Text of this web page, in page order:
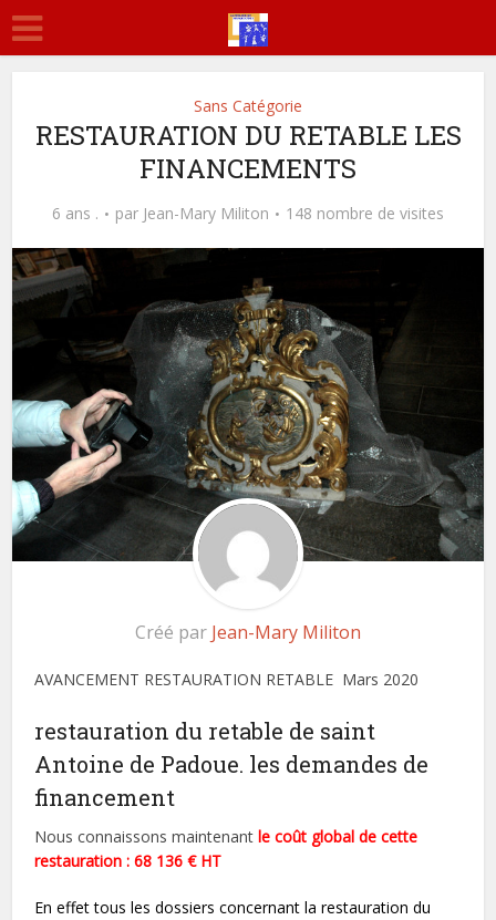
Sans Catégorie
RESTAURATION DU RETABLE LES
FINANCEMENTS
6 ans . par Jean-Mary Militon 148 nombre de visites
Créé par Jean-Mary Militon
AVANCEMENT RESTAURATION RETABLE Mars 2020
restauration du retable de saint
Antoine de Padoue. les demandes de
financement
Nous connaissons maintenant le coût global de cette
restauration : 68 136 € HT
En effet tous les dossiers concernant la restauration du